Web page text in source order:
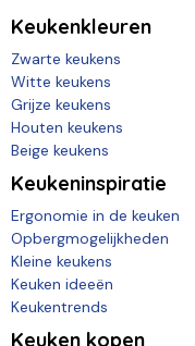
Keukenkleuren
Zwarte keukens
Witte keukens
Grijze keukens
Houten keukens
Beige keukens
Keukeninspiratie
Ergonomie in de keuken
Opbergmogelijkheden
Kleine keukens
Keuken ideeën
Keukentrends
Keuken kopen